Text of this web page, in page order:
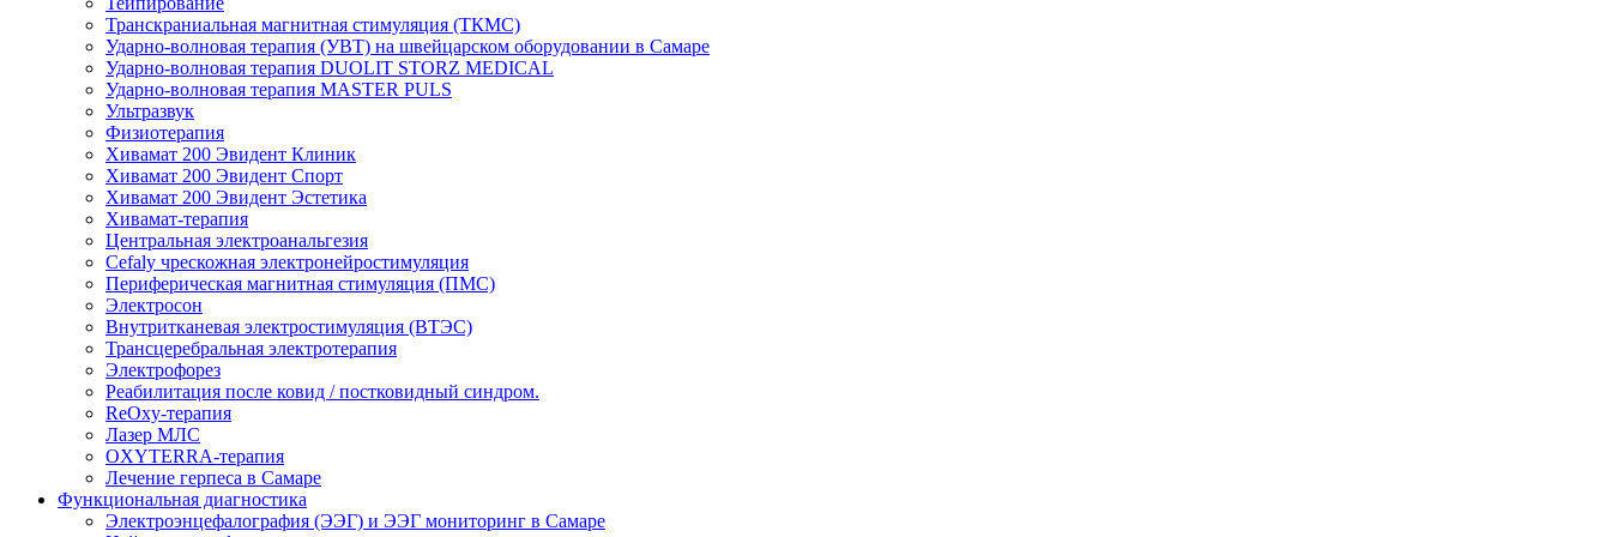
Транскраниальная магнитная стимуляция (ТКМС)
Ударно-волновая терапия (УВТ) на швейцарском оборудовании в Самаре
Ударно-волновая терапия DUOLIT STORZ MEDICAL
Ударно-волновая терапия MASTER PULS
Ультразвук
Физиотерапия
Хивамат 200 Эвидент Клиник
Хивамат 200 Эвидент Спорт
Хивамат 200 Эвидент Эстетика
Хивамат-терапия
Центральная электроанальгезия
Cefaly чреcкожная электронейростимуляция
Периферическая магнитная стимуляция (ПМС)
Электросон
Внутритканевая электростимуляция (ВТЭС)
Трансцеребральная электротерапия
Электрофорез
Реабилитация после ковид / постковидный синдром.
ReOxy-терапия
Лазер МЛС
OXYTERRA-терапия
Лечение герпеса в Самаре
Функциональная диагностика
Электроэнцефалография (ЭЭГ) и ЭЭГ мониторинг в Самаре